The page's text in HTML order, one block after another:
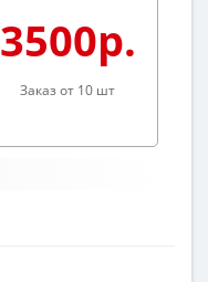
3500р.
Заказ от 10 шт